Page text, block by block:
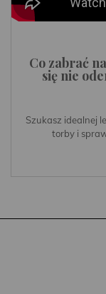
Co zabrać
się nie
Szukasz idealnej
torby i